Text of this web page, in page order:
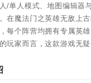
/单人模式、地图编辑器
在魔法门之英雄无敌上
每个阵营均拥有专属英
家而言，这款游戏无疑